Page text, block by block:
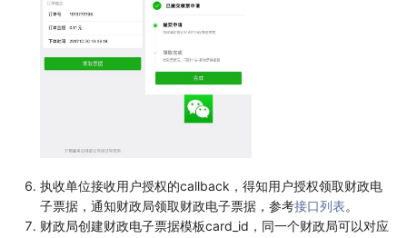
执收单位接收用户授权的callback，得知用户授权领取财政电
子票据，通知财政局领取财政电子票据，参考接口列表。
财政局创建财政电子票据模板card_id，同一个财政局可以对应